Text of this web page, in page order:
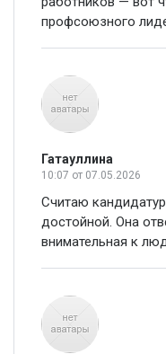
профсоюзного
Гатауллина
10:07 от 07.05.2026
Считаю
достойной. Она
внимательная к